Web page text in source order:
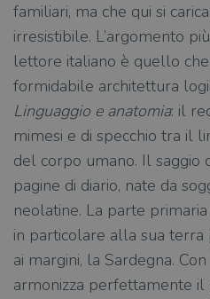
familiari, ma che qui si
irresistibile. L’argomento
lettore italiano è quello
formidabile architettura
Linguaggio e anatomia: il
mimesi e di specchio tra il
del corpo umano. Il saggio
pagine di diario, nate da
neolatine. La parte
in particolare alla sua
ai margini, la Sardegna.
armonizza perfettamente il